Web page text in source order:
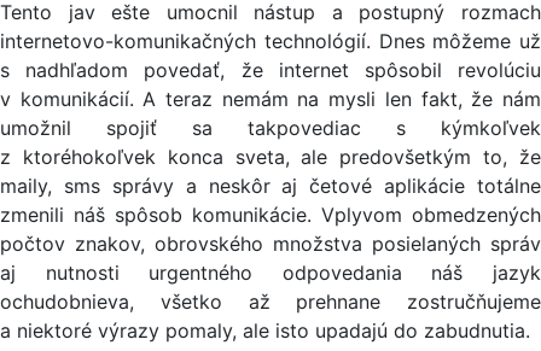
Tento jav ešte umocnil nástup a postupný rozmach
internetovo-komunikačných technológií. Dnes môžeme už
s nadhľadom povedať, že internet spôsobil revolúciu
v komunikácií. A teraz nemám na mysli len fakt, že nám
umožnil spojiť sa takpovediac s kýmkoľvek
z ktoréhokoľvek konca sveta, ale predovšetkým to, že
maily, sms správy a neskôr aj četové aplikácie totálne
zmenili náš spôsob komunikácie. Vplyvom obmedzených
počtov znakov, obrovského množstva posielaných správ
aj nutnosti urgentného odpovedania náš jazyk
ochudobnieva, všetko až prehnane zostručňujeme
a niektoré výrazy pomaly, ale isto upadajú do zabudnutia.